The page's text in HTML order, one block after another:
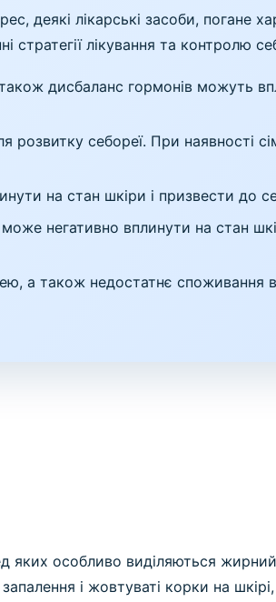
деякі лікарські засоби, погане
лікування та контролю
також дисбаланс гормонів можуть
себореї. При наявності
на стан шкіри і призвести до
негативно вплинути на стан
а також недостатнє споживання
яких особливо виділяються
і жовтуваті корки на